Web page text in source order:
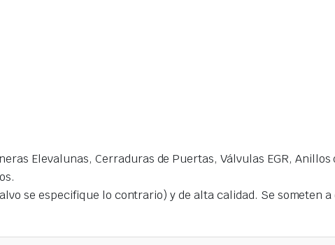
Elevalunas, Cerraduras de Puertas, Válvulas EGR,
se especifique lo contrario) y de alta calidad. Se someten